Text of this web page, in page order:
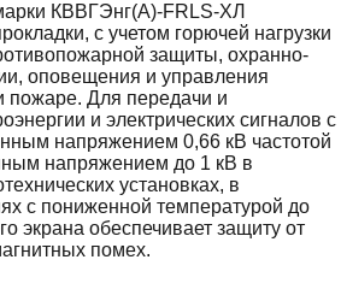
КВВГЭнг(А)-FRLS-ХЛ
с учетом горючей нагрузки
защиты, охранно-
оповещения и управления
пожаре. Для передачи и
и электрических сигналов с
напряжением 0,66 кВ частотой
напряжением до 1 кВ в
установках, в
с пониженной температурой до
экрана обеспечивает защиту от
помех.